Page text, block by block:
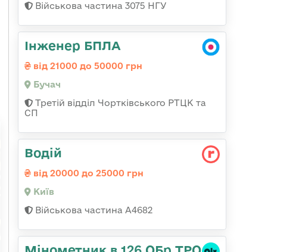
Військова частина 3075 НГУ
Інженер БПЛА
від 21000 до 50000 грн
Бучач
Третій відділ Чортківського РТЦК та
СП
Водій
від 20000 до 25000 грн
Київ
Військова частина А4682